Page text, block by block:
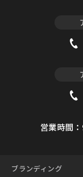
営業時間
ブランディング